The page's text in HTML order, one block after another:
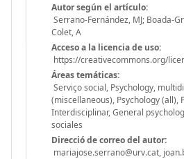
Autor según el artículo:
Serrano-Fernández, MJ; Boada-
Colet, A
Acceso a la licencia de uso:
https://creativecommons.org/
Áreas temáticas:
Serviço social, Psychology,
(miscellaneous), Psychology (all),
Interdisciplinar, General
sociales
Direcció de correo del autor:
mariajose.serrano@urv.cat,